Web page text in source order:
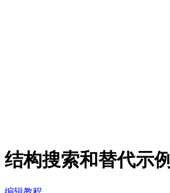
结构搜索和替代示例